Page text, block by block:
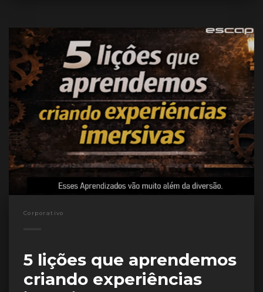
Corporativo
5 lições que aprendemos
criando experiências